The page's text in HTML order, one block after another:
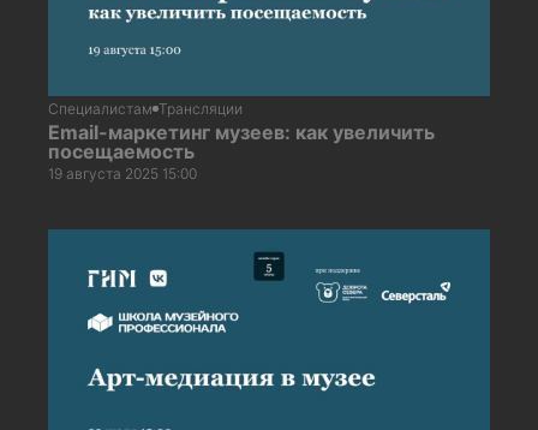
Специалистам Трансляции
Email-маркетинг музеев: как увеличить
посещаемость
19 августа 2025 15:00